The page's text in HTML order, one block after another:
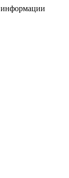
информации